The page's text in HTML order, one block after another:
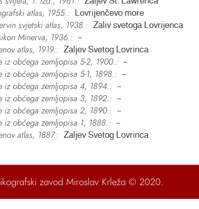
atlas, 1955.: Lovrijenčevo more
svjetski atlas, 1938.: Zaliv svetoga Lovrijenca
Minerva, 1936.: –
atlas, 1919.: Zaljev Svetog Lovrinca
iz obćega zemljopisa 5-2, 1900.: –
iz obćega zemljopisa 5-1, 1898.: –
iz obćega zemljopisa 4, 1894.: –
iz obćega zemljopisa 3, 1892.: –
iz obćega zemljopisa 2, 1890.: –
iz obćega zemljopisa 1, 1888.: –
atlas, 1887.: Zaljev Svetog Lovrinca
zavod Miroslav Krleža © 2020.